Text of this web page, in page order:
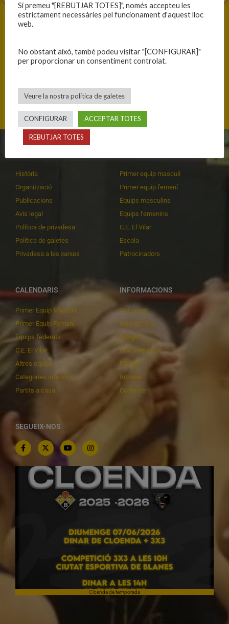
ANTERIOR SEGÜENT
Història
Organització
Publicacions
Avís legal
Política de privadesa
Política de galetes
Privadesa a les xarxes
Primer equip masculí
Primer equip femení
Equips masculins
Equips femenins
C.E. El Vilar
Escola
Patrocinadors
CALENDARIS
Primer Equip Masculí
Primer Equip Femení
Equips federats
C.E. El Vilar
Altres equips
Categories inferiors
Partits a casa
INFORMACIONS
Actualitat
Inscripcions
Botiga
Documentació
Playoff
Intranet
Contacte
SEGUEIX-NOS
Cloenda de temporada
Si premeu "[REBUTJAR TOTES]", només accepteu les
estrictament necessàries pel funcionament d'aquest lloc
web.
No obstant això, també podeu visitar "[CONFIGURAR]"
per proporcionar un consentiment controlat.
Veure la nostra política de galetes
CONFIGURAR ACCEPTAR TOTES
REBUTJAR TOTES